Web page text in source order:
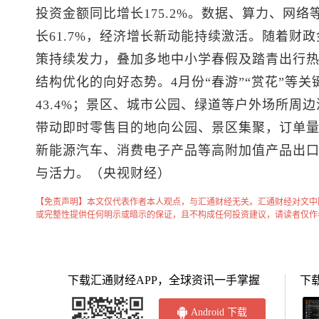
投资金额同比增长175.2%。数据、算力、网络
长61.7%，经济增长新动能持续激活。随着财
策持续发力，叠加多地中小学春假及踏青出行
结构优化的向好态势。4月份“春游”“赏花”等
43.4%；景区、城市公园、绿道等户外场所周
带动即时零售目的地向公园、景区集聚，订单
新能源汽车、消费电子产品等高附加值产品出
与活力。（央视财经）
【免责声明】本文仅代表作者本人观点，与汇通财经无关。汇通财经对文
或完整性提供任何明示或暗示的保证，且不构成任何投资建议，请读者仅
下载汇通财经APP，全球资讯一手掌握
Android 下载
下